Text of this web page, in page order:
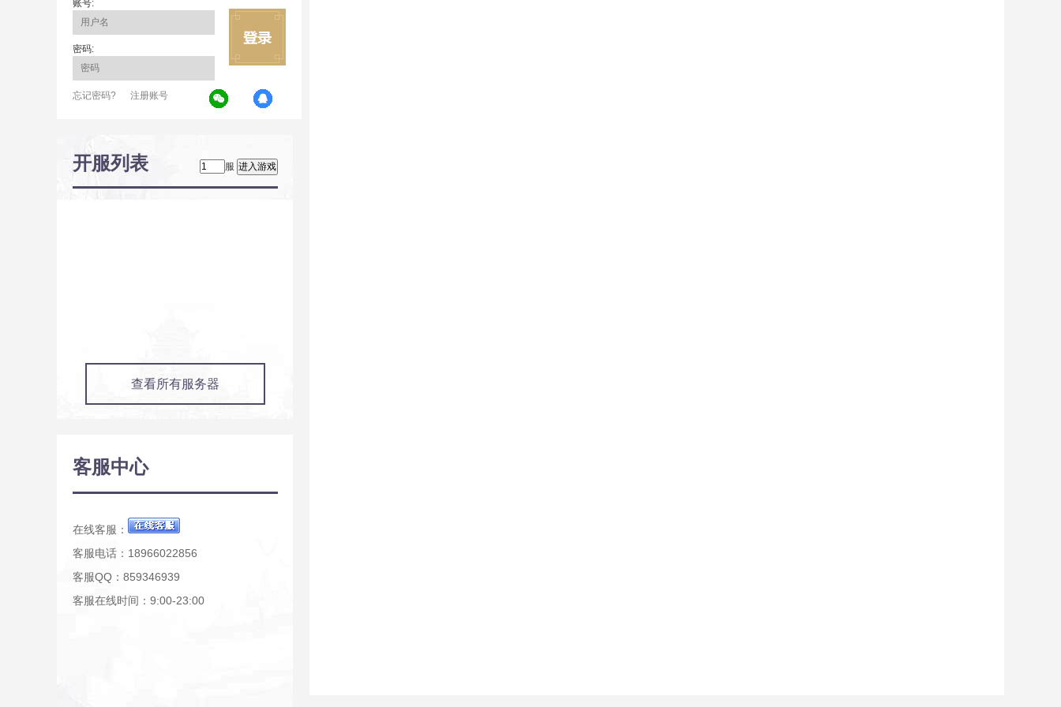
账号:
密码:
忘记密码? 注册账号
开服列表 服
查看所有服务器
客服中心
在线客服：
客服电话：18966022856
客服QQ：859346939
客服在线时间：9:00-23:00